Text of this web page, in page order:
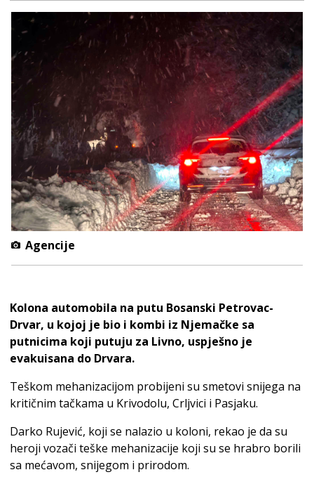
Agencije
Kolona automobila na putu Bosanski Petrovac-
Drvar, u kojoj je bio i kombi iz Njemačke sa
putnicima koji putuju za Livno, uspješno je
evakuisana do Drvara.
Teškom mehanizacijom probijeni su smetovi snijega na
kritičnim tačkama u Krivodolu, Crljvici i Pasjaku.
Darko Rujević, koji se nalazio u koloni, rekao je da su
heroji vozači teške mehanizacije koji su se hrabro borili
sa mećavom, snijegom i prirodom.